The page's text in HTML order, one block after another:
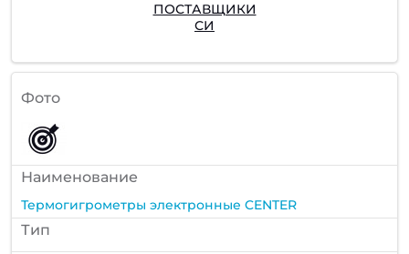
ПОСТАВЩИКИ
СИ
Фото
Наименование
Термогигрометры электронные CENTER
Тип